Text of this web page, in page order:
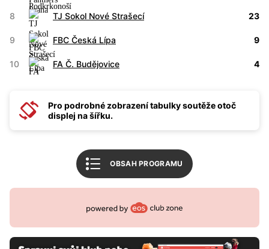
8 TJ Sokol Nové Strašecí 23
9 FBC Česká Lípa 9
10 FA Č. Budějovice 4
Pro podrobné zobrazení tabulky soutěže otoč
displej na šířku.
OBSAH PROGRAMU
Český florbal